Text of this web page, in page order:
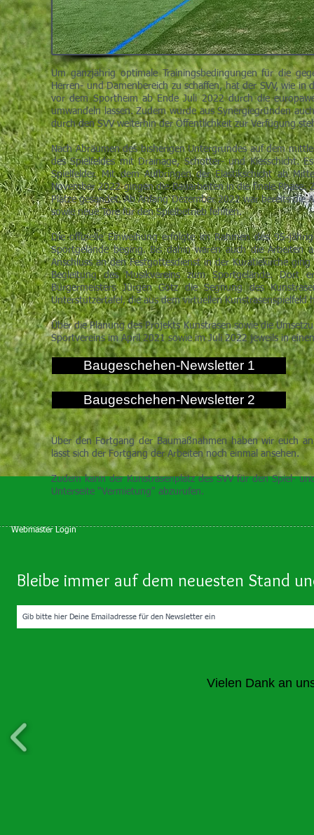
Um ganzjährig optimale Trainingsbedingungen für die
Herren- und Damenbereich zu schaffen, hat der SVV, wie
vor dem Sportheim ab Ende Juli 2022 durch die
umwandeln lassen. Zudem wurde aus Synergiegründen
durch den SVV weiterhin der Öffentlichkeit zur Verfügung
Nach Abräumen des bisherigen Untergrundes auf dem
des Spielfeldes mit Drainage, Schotter- und Kiesschicht.
Spielfelder. Mit dem Aufbringen der Elastikschicht ab
November 2022 gingen die Bauarbeiten in die finale
Plätze gesandet. Ab Anfang Dezember 2022 war bereits die
sowie neue Tore für den Spielbetrieb fehlten.
Die offizielle Einweihung erfolgte im Rahmen des 95-
Sportgelände beging. Bis dahin waren auch die Arbeiten
Anschluss an den Festgottesdienst in der Kuratiekirche
Begleitung des Musikvereins zum Sportgelände. Dort
Bürgermeisters Jürgen Götz die Segnung des
Unterstützertafel, die aus dem virtuellen
Über die Planung des Projekts Kunstrasen sowie die
Sportvereins im April 2021 sowie im Juli 2022 jeweils in
Baugeschehen-Newsletter 1
Baugeschehen-Newsletter 2
Über den Fortgang der Baumaßnahmen haben wir euch
lässt sich der Fortgang der Arbeiten noch einmal ansehen.
Zudem kann der Kunstrasenplatz des SVV für den Spiel-
Unterseite "Vermietung" abzurufen.
Webmaster Login
Bleibe immer auf dem neuesten Stand
Vielen Dank an